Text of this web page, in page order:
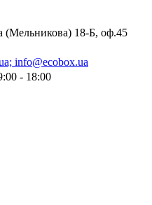
(Мельникова) 18-Б, оф.45
info@ecobox.ua
- 18:00